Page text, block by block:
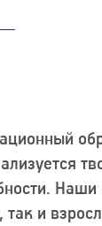
Наши
так и